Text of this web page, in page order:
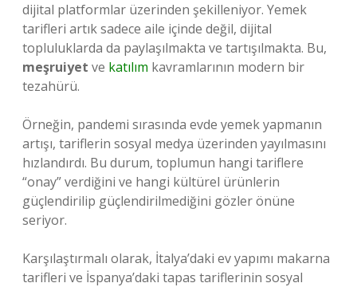
dijital platformlar üzerinden şekilleniyor. Yemek
tarifleri artık sadece aile içinde değil, dijital
topluluklarda da paylaşılmakta ve tartışılmakta. Bu,
meşruiyet ve katılım kavramlarının modern bir
tezahürü.
Örneğin, pandemi sırasında evde yemek yapmanın
artışı, tariflerin sosyal medya üzerinden yayılmasını
hızlandırdı. Bu durum, toplumun hangi tariflere
“onay” verdiğini ve hangi kültürel ürünlerin
güçlendirilip güçlendirilmediğini gözler önüne
seriyor.
Karşılaştırmalı olarak, İtalya’daki ev yapımı makarna
tarifleri ve İspanya’daki tapas tariflerinin sosyal